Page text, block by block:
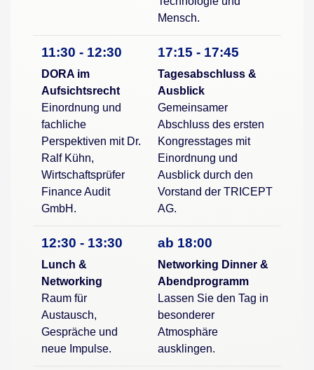
Mensch.
11:30 - 12:30
DORA im
Aufsichtsrecht
Einordnung und
fachliche
Perspektiven mit Dr.
Ralf Kühn,
Wirtschaftsprüfer
Finance Audit
GmbH.
17:15 - 17:45
Tagesabschluss &
Ausblick
Gemeinsamer
Abschluss des ersten
Kongresstages mit
Einordnung und
Ausblick durch den
Vorstand der TRICEPT
AG.
12:30 - 13:30
Lunch &
Networking
Raum für
Austausch,
Gespräche und
neue Impulse.
ab 18:00
Networking Dinner &
Abendprogramm
Lassen Sie den Tag in
besonderer
Atmosphäre
ausklingen.